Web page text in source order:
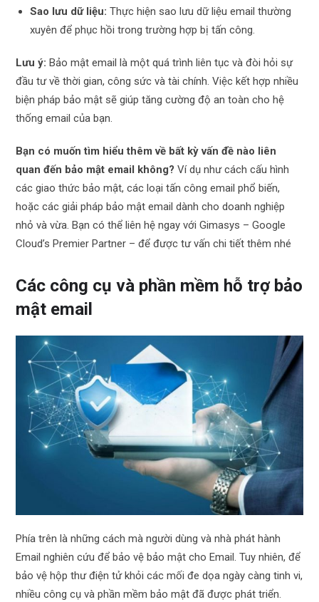
Sao lưu dữ liệu: Thực hiện sao lưu dữ liệu email thường
xuyên để phục hồi trong trường hợp bị tấn công.
Lưu ý: Bảo mật email là một quá trình liên tục và đòi hỏi sự
đầu tư về thời gian, công sức và tài chính. Việc kết hợp nhiều
biện pháp bảo mật sẽ giúp tăng cường độ an toàn cho hệ
thống email của bạn.
Bạn có muốn tìm hiểu thêm về bất kỳ vấn đề nào liên
quan đến bảo mật email không? Ví dụ như cách cấu hình
các giao thức bảo mật, các loại tấn công email phổ biến,
hoặc các giải pháp bảo mật email dành cho doanh nghiệp
nhỏ và vừa. Bạn có thể liên hệ ngay với Gimasys – Google
Cloud’s Premier Partner – để được tư vấn chi tiết thêm nhé
Các công cụ và phần mềm hỗ trợ bảo
mật email
Phía trên là những cách mà người dùng và nhà phát hành
Email nghiên cứu để bảo vệ bảo mật cho Email. Tuy nhiên, để
bảo vệ hộp thư điện tử khỏi các mối đe dọa ngày càng tinh vi,
nhiều công cụ và phần mềm bảo mật đã được phát triển.